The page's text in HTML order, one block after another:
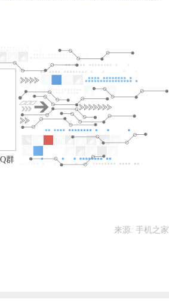
群
来源: 手机之家